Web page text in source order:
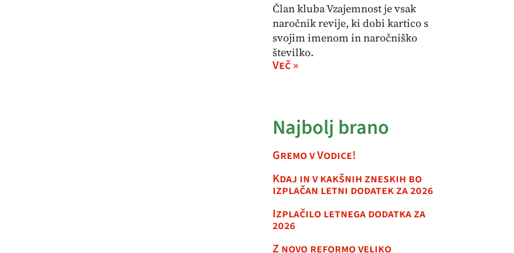
Član kluba Vzajemnost je vsak
naročnik revije, ki dobi kartico s
svojim imenom in naročniško
številko.
Več »
Najbolj brano
Gremo v Vodice!
Kdaj in v kakšnih zneskih bo
izplačan letni dodatek za 2026
Izplačilo letnega dodatka za
2026
Z novo reformo veliko